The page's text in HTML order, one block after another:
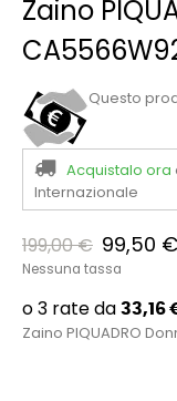
Zaino
Questo
Acquistalo ora
Internazionale
199,00 € 99,50 €
Nessuna tassa
Zaino PIQUADRO